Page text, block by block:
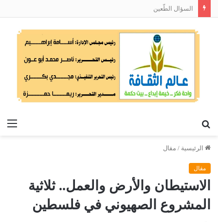
السؤال الطّعين
الرئيسية / مقال
مقال
الاستيطان والأرض والعمل.. ثلاثية
المشروع الصهيوني في فلسطين